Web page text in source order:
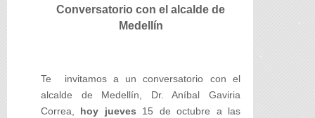
Conversatorio con el alcalde de
Medellín
Te invitamos a un conversatorio con el
alcalde de Medellín, Dr. Aníbal Gaviria
Correa, hoy jueves 15 de octubre a las